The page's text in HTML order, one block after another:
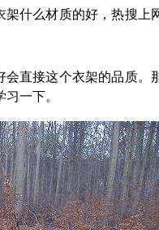
什么材质的好，热搜上
直接这个衣架的品质。
一下。